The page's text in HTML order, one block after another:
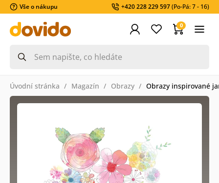
Vše o nákupu +420 228 229 597(Po-Pá: 7 - 16)
0
Úvodní stránka Magazín Obrazy Obrazy inspirované